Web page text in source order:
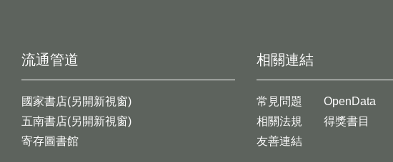
流通管道
國家書店(另開新視窗)
五南書店(另開新視窗)
寄存圖書館
相關連結
常見問題
相關法規
友善連結
OpenData
得獎書目